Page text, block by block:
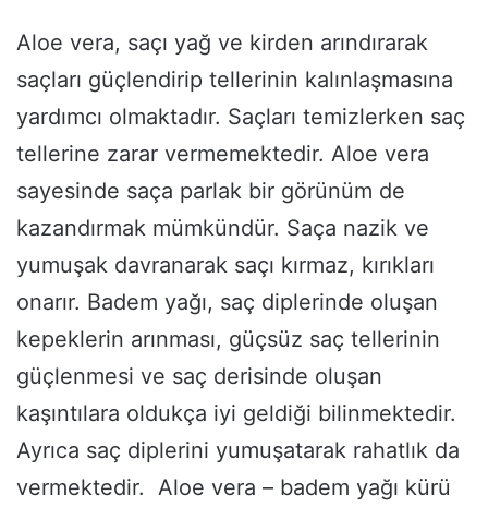
Aloe vera, saçı yağ ve kirden arındırarak
saçları güçlendirip tellerinin kalınlaşmasına
yardımcı olmaktadır. Saçları temizlerken saç
tellerine zarar vermemektedir. Aloe vera
sayesinde saça parlak bir görünüm de
kazandırmak mümkündür. Saça nazik ve
yumuşak davranarak saçı kırmaz, kırıkları
onarır. Badem yağı, saç diplerinde oluşan
kepeklerin arınması, güçsüz saç tellerinin
güçlenmesi ve saç derisinde oluşan
kaşıntılara oldukça iyi geldiği bilinmektedir.
Ayrıca saç diplerini yumuşatarak rahatlık da
vermektedir. Aloe vera – badem yağı kürü